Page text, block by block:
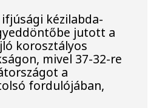
kézilabda-
jutott a
korosztályos
mivel 37-32-re
a
fordulójában,